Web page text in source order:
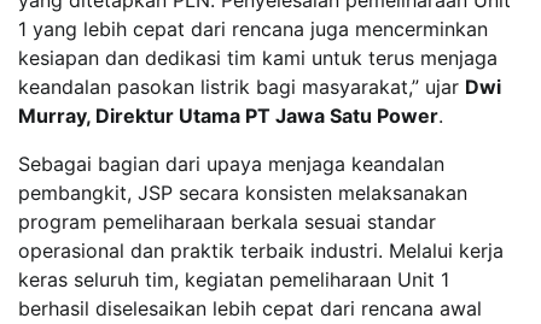
1 yang lebih cepat dari rencana juga mencerminkan
kesiapan dan dedikasi tim kami untuk terus menjaga
keandalan pasokan listrik bagi masyarakat,” ujar Dwi
Murray, Direktur Utama PT Jawa Satu Power.
Sebagai bagian dari upaya menjaga keandalan
pembangkit, JSP secara konsisten melaksanakan
program pemeliharaan berkala sesuai standar
operasional dan praktik terbaik industri. Melalui kerja
keras seluruh tim, kegiatan pemeliharaan Unit 1
berhasil diselesaikan lebih cepat dari rencana awal